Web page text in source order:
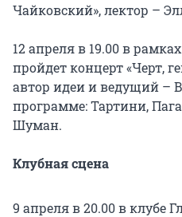
Чайковский», лектор –
12 апреля в 19.00 в
пройдет концерт «Черт,
автор идеи и ведущий –
программе: Тартини,
Шуман.
Клубная сцена
9 апреля в 20.00 в клубе